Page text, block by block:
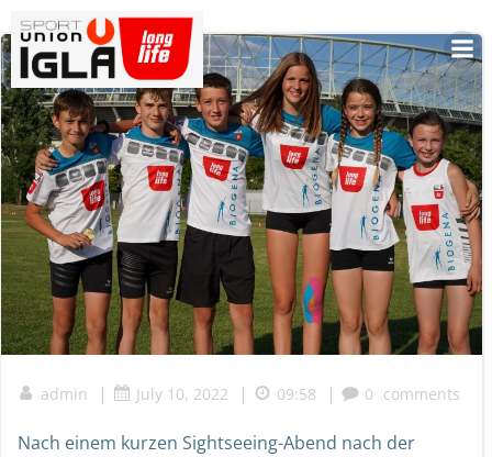
to
content
admin | July 10, 2022 | 09:58 | 0 comments
Nach einem kurzen Sightseeing-Abend nach der